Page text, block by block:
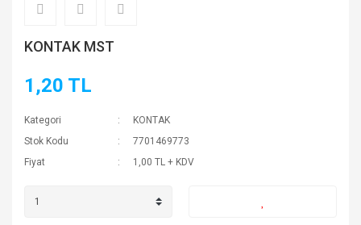
KONTAK MST
1,20 TL
Kategori
KONTAK
Stok Kodu
7701469773
Fiyat
1,00 TL + KDV